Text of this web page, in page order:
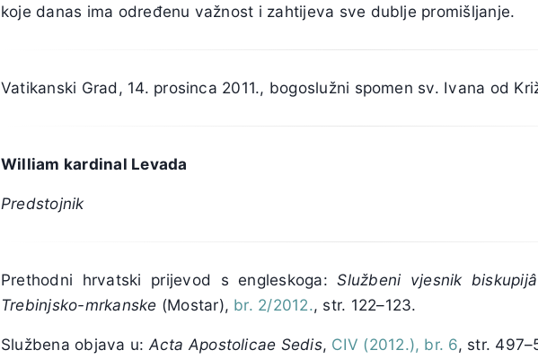
koje danas ima određenu važnost i zahtijeva sve dublje promišljanje.
Vatikanski Grad, 14. prosinca 2011., bogoslužni spomen sv. Ivana od
William kardinal Levada
Predstojnik
Prethodni hrvatski prijevod s engleskoga:Službeni vjesnik
Trebinjsko-mrkanske (Mostar), br. 2/2012., str. 122–123.
Službena objava u: Acta Apostolicae Sedis, CIV (2012.), br. 6, str.